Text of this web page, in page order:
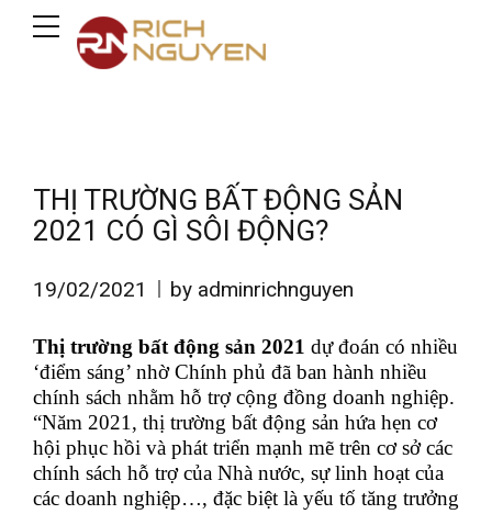
THỊ TRƯỜNG BẤT ĐỘNG SẢN
2021 CÓ GÌ SÔI ĐỘNG?
19/02/2021 by adminrichnguyen
Thị trường bất động sản 2021 dự đoán có nhiều
‘điểm sáng’ nhờ Chính phủ đã ban hành nhiều
chính sách nhằm hỗ trợ cộng đồng doanh nghiệp.
“Năm 2021, thị trường bất động sản hứa hẹn cơ
hội phục hồi và phát triển mạnh mẽ trên cơ sở các
chính sách hỗ trợ của Nhà nước, sự linh hoạt của
các doanh nghiệp…, đặc biệt là yếu tố tăng trưởng